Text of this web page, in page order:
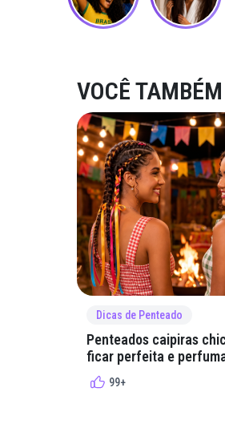
VOCÊ
Dicas de Penteado
Penteados caipiras
ficar perfeita e
arraial
99+